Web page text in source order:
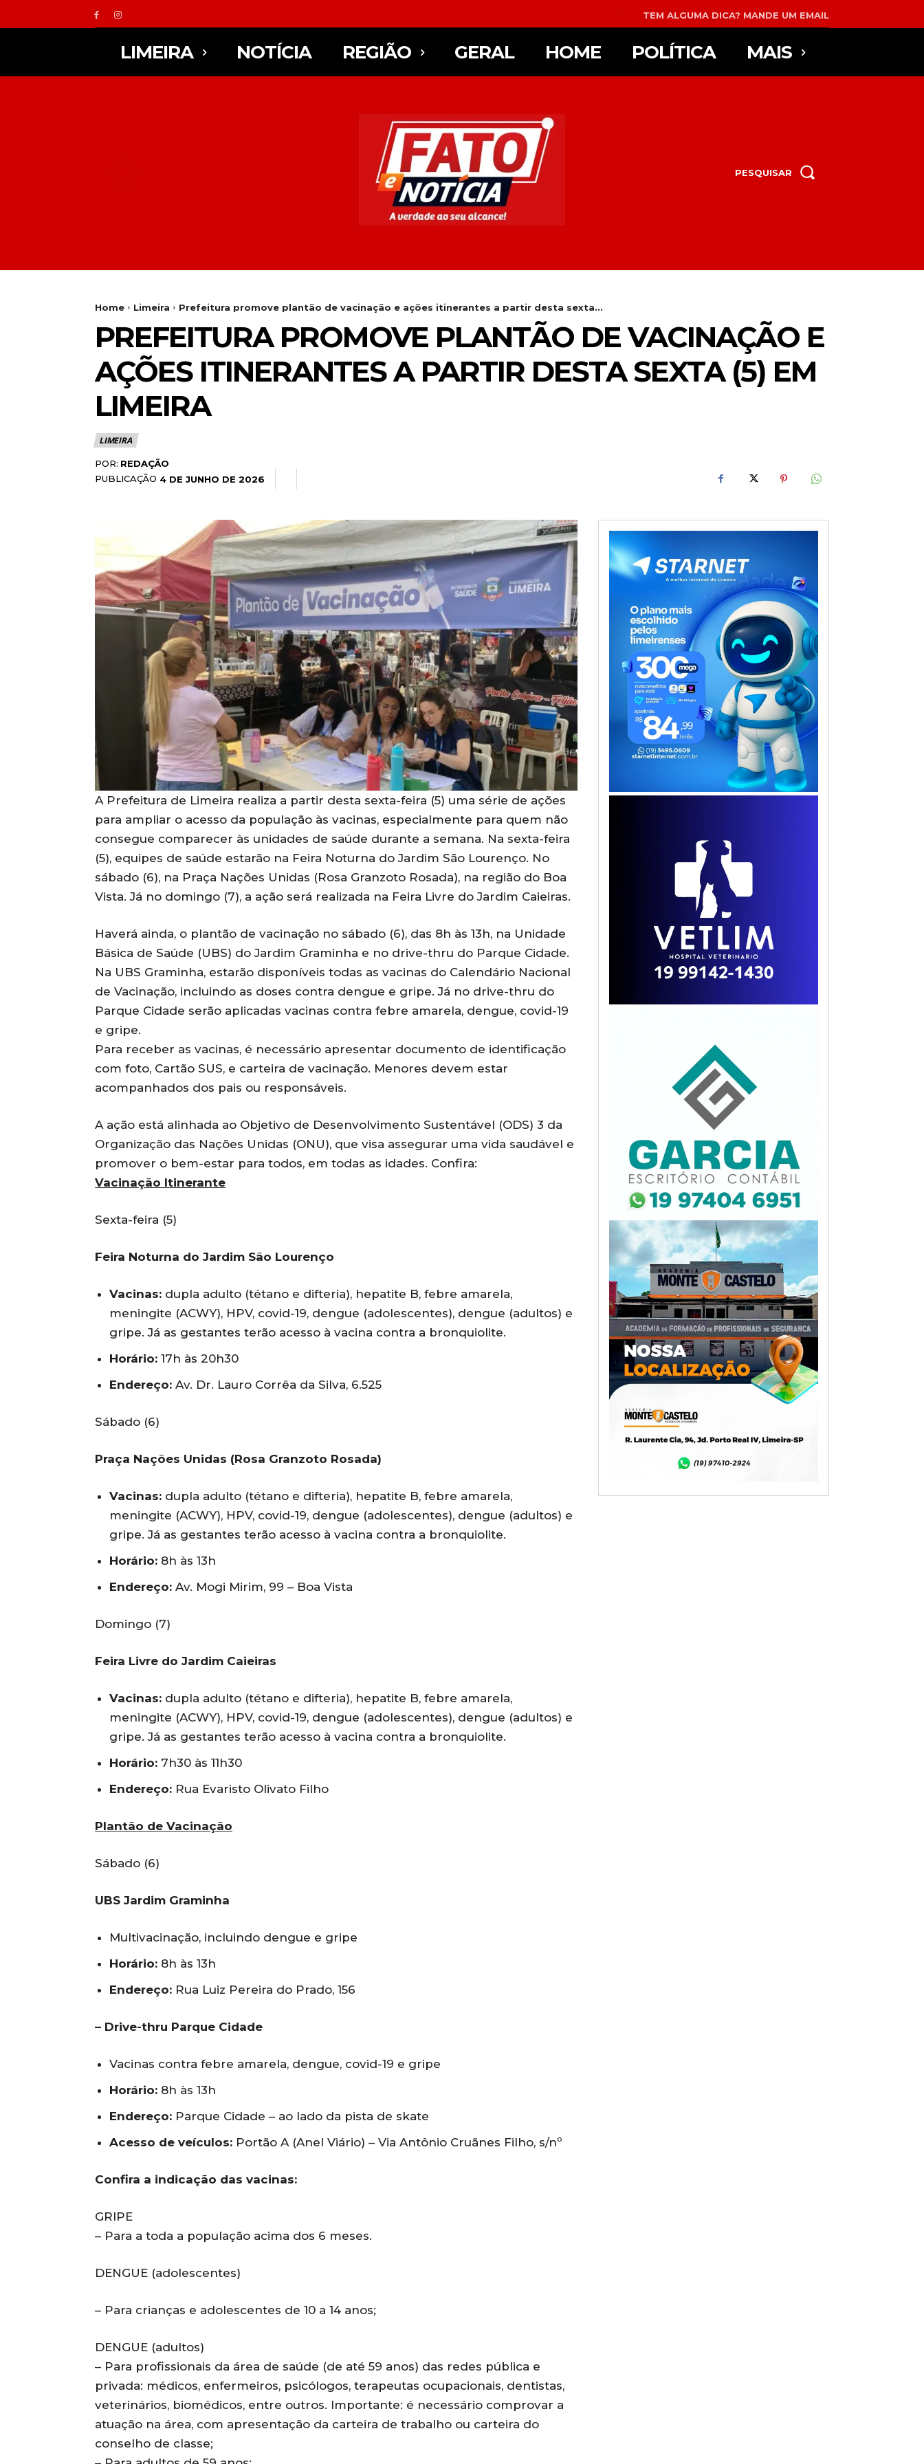
TEM ALGUMA DICA? MANDE UM EMAIL
LIMEIRA NOTÍCIA REGIÃO GERAL HOME POLÍTICA MAIS
PESQUISAR
Home Limeira Prefeitura promove plantão de vacinação e ações itinerantes a partir desta sexta...
PREFEITURA PROMOVE PLANTÃO DE VACINAÇÃO E
AÇÕES ITINERANTES A PARTIR DESTA SEXTA (5) EM
LIMEIRA
LIMEIRA
POR: REDAÇÃO
PUBLICAÇÃO 4 DE JUNHO DE 2026
A Prefeitura de Limeira realiza a partir desta sexta-feira (5) uma série de ações
para ampliar o acesso da população às vacinas, especialmente para quem não
consegue comparecer às unidades de saúde durante a semana. Na sexta-feira
(5), equipes de saúde estarão na Feira Noturna do Jardim São Lourenço. No
sábado (6), na Praça Nações Unidas (Rosa Granzoto Rosada), na região do Boa
Vista. Já no domingo (7), a ação será realizada na Feira Livre do Jardim Caieiras.
Haverá ainda, o plantão de vacinação no sábado (6), das 8h às 13h, na Unidade
Básica de Saúde (UBS) do Jardim Graminha e no drive-thru do Parque Cidade.
Na UBS Graminha, estarão disponíveis todas as vacinas do Calendário Nacional
de Vacinação, incluindo as doses contra dengue e gripe. Já no drive-thru do
Parque Cidade serão aplicadas vacinas contra febre amarela, dengue, covid-19
e gripe.
Para receber as vacinas, é necessário apresentar documento de identificação
com foto, Cartão SUS, e carteira de vacinação. Menores devem estar
acompanhados dos pais ou responsáveis.
A ação está alinhada ao Objetivo de Desenvolvimento Sustentável (ODS) 3 da
Organização das Nações Unidas (ONU), que visa assegurar uma vida saudável e
promover o bem-estar para todos, em todas as idades. Confira:
Vacinação Itinerante
Sexta-feira (5)
Feira Noturna do Jardim São Lourenço
Vacinas: dupla adulto (tétano e difteria), hepatite B, febre amarela,
meningite (ACWY), HPV, covid-19, dengue (adolescentes), dengue (adultos) e
gripe. Já as gestantes terão acesso à vacina contra a bronquiolite.
Horário: 17h às 20h30
Endereço: Av. Dr. Lauro Corrêa da Silva, 6.525
Sábado (6)
Praça Nações Unidas (Rosa Granzoto Rosada)
Vacinas: dupla adulto (tétano e difteria), hepatite B, febre amarela,
meningite (ACWY), HPV, covid-19, dengue (adolescentes), dengue (adultos) e
gripe. Já as gestantes terão acesso à vacina contra a bronquiolite.
Horário: 8h às 13h
Endereço: Av. Mogi Mirim, 99 – Boa Vista
Domingo (7)
Feira Livre do Jardim Caieiras
Vacinas: dupla adulto (tétano e difteria), hepatite B, febre amarela,
meningite (ACWY), HPV, covid-19, dengue (adolescentes), dengue (adultos) e
gripe. Já as gestantes terão acesso à vacina contra a bronquiolite.
Horário: 7h30 às 11h30
Endereço: Rua Evaristo Olivato Filho
Plantão de Vacinação
Sábado (6)
UBS Jardim Graminha
Multivacinação, incluindo dengue e gripe
Horário: 8h às 13h
Endereço: Rua Luiz Pereira do Prado, 156
– Drive-thru Parque Cidade
Vacinas contra febre amarela, dengue, covid-19 e gripe
Horário: 8h às 13h
Endereço: Parque Cidade – ao lado da pista de skate
Acesso de veículos: Portão A (Anel Viário) – Via Antônio Cruãnes Filho, s/nº
Confira a indicação das vacinas:
GRIPE
– Para a toda a população acima dos 6 meses.
DENGUE (adolescentes)
– Para crianças e adolescentes de 10 a 14 anos;
DENGUE (adultos)
– Para profissionais da área de saúde (de até 59 anos) das redes pública e
privada: médicos, enfermeiros, psicólogos, terapeutas ocupacionais, dentistas,
veterinários, biomédicos, entre outros. Importante: é necessário comprovar a
atuação na área, com apresentação da carteira de trabalho ou carteira do
conselho de classe;